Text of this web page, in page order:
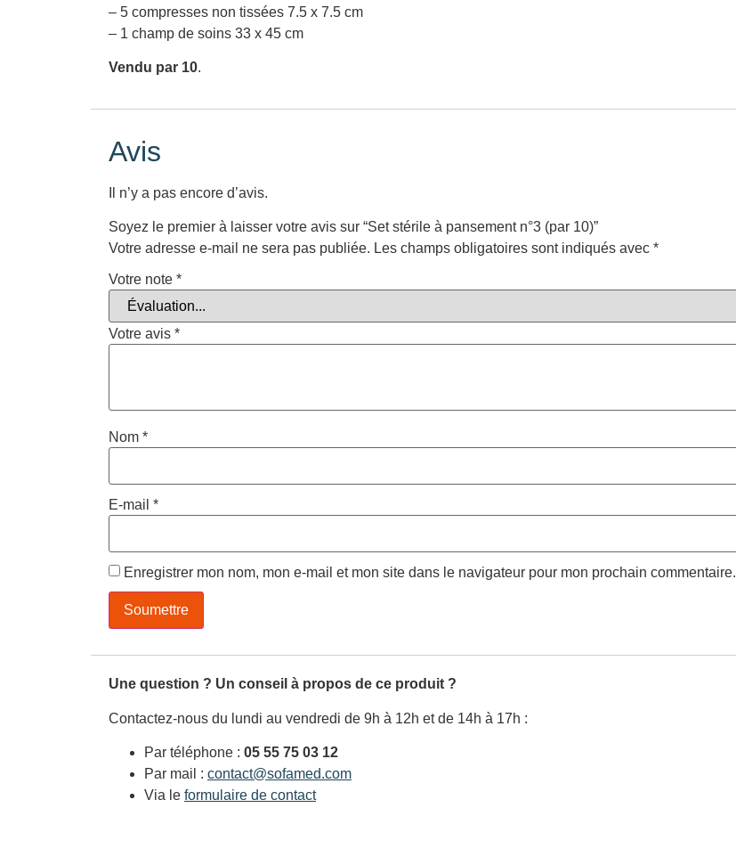
– 5 compresses non tissées 7.5 x 7.5 cm
– 1 champ de soins 33 x 45 cm
Vendu par 10.
Avis
Il n’y a pas encore d’avis.
Soyez le premier à laisser votre avis sur “Set stérile à pansement n°3 (par 10)”
Votre adresse e-mail ne sera pas publiée. Les champs obligatoires sont indiqués avec *
Votre note *
Votre avis *
Nom *
E-mail *
Enregistrer mon nom, mon e-mail et mon site dans le navigateur pour mon prochain commentaire.
Une question ? Un conseil à propos de ce produit ?
Contactez-nous du lundi au vendredi de 9h à 12h et de 14h à 17h :
Par téléphone : 05 55 75 03 12
Par mail : contact@sofamed.com
Via le formulaire de contact